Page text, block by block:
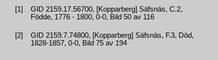
[1]
GID 2159.17.56700, [Kopparberg] Säfsnäs, C.2,
Födde, 1776 - 1800, 0-0, Bild 50 av 116
[2]
GID 2159.7.74800, [Kopparberg] Säfsnäs, F.3, Död,
1828-1857, 0-0, Bild 75 av 194